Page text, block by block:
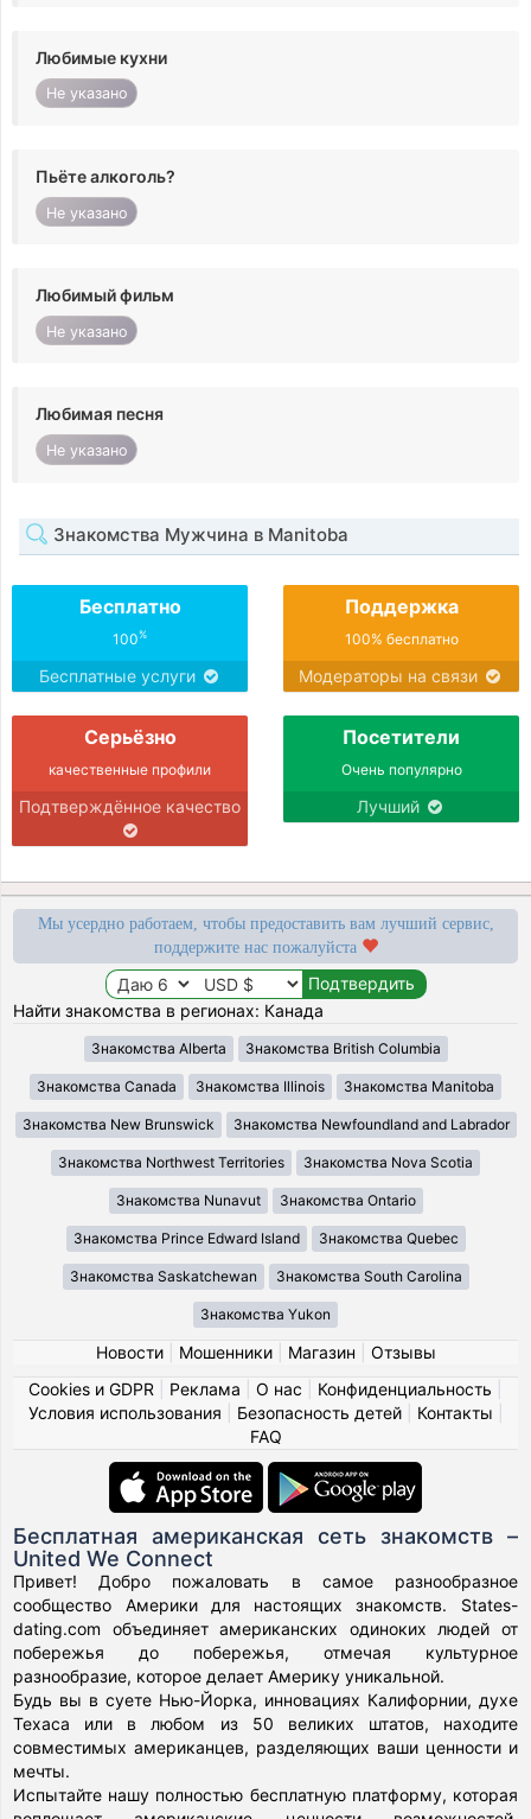
Любимые кухни
Не указано
Пьёте алкоголь?
Не указано
Любимый фильм
Не указано
Любимая песня
Не указано
Знакомства Мужчина в Manitoba
Бесплатно
100%
Бесплатные услуги
Поддержка
100% бесплатно
Модераторы на связи
Серьёзно
качественные профили
Подтверждённое качество
Посетители
Очень популярно
Лучший
Мы усердно работаем, чтобы предоставить вам лучший сервис,
поддержите нас пожалуйста
Найти знакомства в регионах: Канада
Знакомства Alberta Знакомства British Columbia
Знакомства Canada Знакомства Illinois Знакомства Manitoba
Знакомства New Brunswick Знакомства Newfoundland and Labrador
Знакомства Northwest Territories Знакомства Nova Scotia
Знакомства Nunavut Знакомства Ontario
Знакомства Prince Edward Island Знакомства Quebec
Знакомства Saskatchewan Знакомства South Carolina
Знакомства Yukon
Новости| Мошенники| Магазин
Отзывы
Cookies и GDPR
Реклама О нас Конфиденциальность
Условия использования
Безопасность детей| Контакты
FAQ
Бесплатная американская сеть знакомств –
United We Connect
Привет! Добро пожаловать в самое разнообразное
сообщество Америки для настоящих знакомств. States-
dating.com объединяет американских одиноких людей от
побережья до побережья, отмечая культурное
разнообразие, которое делает Америку уникальной.
Будь вы в суете Нью-Йорка, инновациях Калифорнии, духе
Техаса или в любом из 50 великих штатов, находите
совместимых американцев, разделяющих ваши ценности и
мечты.
Испытайте нашу полностью бесплатную платформу, которая